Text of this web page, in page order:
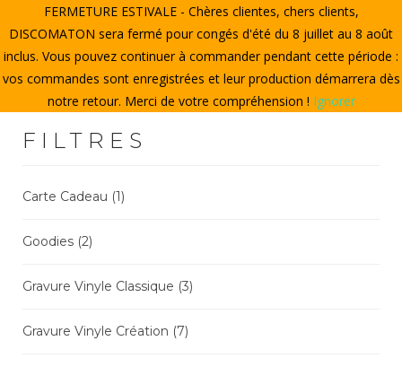
ACCUEIL
CRÉER UN VINYLE
LE STORE
LE DISCOMATON
MON COMPTE
FILTRES
Carte Cadeau (1)
Goodies (2)
Gravure Vinyle Classique (3)
Gravure Vinyle Création (7)
FERMETURE ESTIVALE - Chères clientes, chers clients,
DISCOMATON sera fermé pour congés d'été du 8 juillet au 8 août
inclus. Vous pouvez continuer à commander pendant cette période :
vos commandes sont enregistrées et leur production démarrera dès
notre retour. Merci de votre compréhension ! Ignorer